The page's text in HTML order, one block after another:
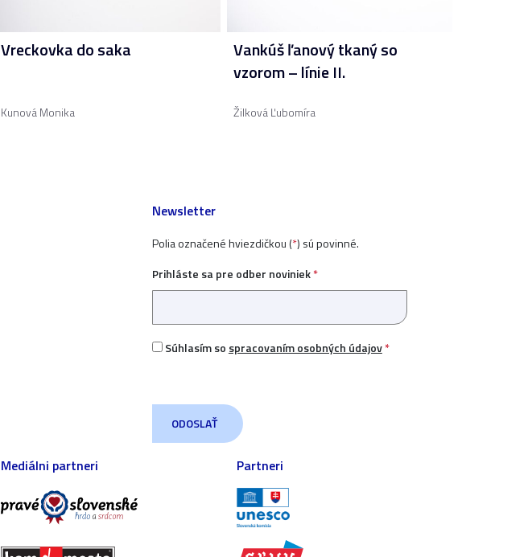
Vreckovka do saka
Kunová Monika
Vankúš ľanový tkaný so
vzorom – línie II.
Žilková Ľubomíra
Newsletter
Polia označené hviezdičkou (*) sú povinné.
Prihláste sa pre odber noviniek*
Súhlasím so spracovaním osobných údajov*
Mediálni partneri Partneri